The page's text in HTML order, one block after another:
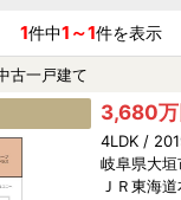
1件中1～1件を表示
古一戸建て
3,680万
4LDK /
岐阜県大
ＪＲ東海